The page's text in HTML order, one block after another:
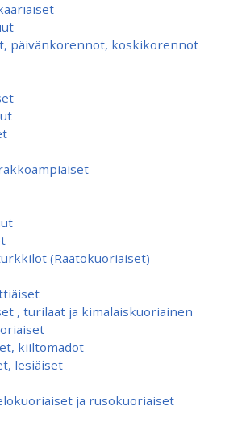
päivänkorennot, koskikorennot
(Raatokuoriaiset)
, turilaat ja kimalaiskuoriainen
kiiltomadot
lesiäiset
ja rusokuoriaiset